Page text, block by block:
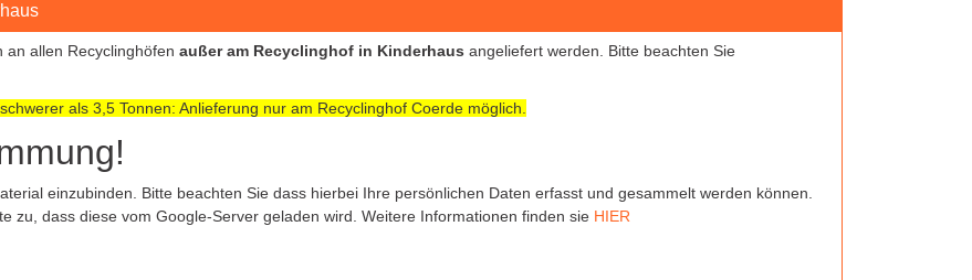
an allen Recyclinghöfen außer am Recyclinghof in Kinderhaus angeliefert werden. Bitte beachten Sie
als 3,5 Tonnen: Anlieferung nur am Recyclinghof Coerde möglich.
einzubinden. Bitte beachten Sie dass hierbei Ihre persönlichen Daten erfasst und gesammelt werden können.
zu, dass diese vom Google-Server geladen wird. Weitere Informationen finden sie HIER